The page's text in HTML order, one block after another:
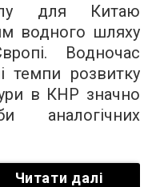
для Китаю
водного шляху
Водночас
темпи розвитку
в КНР значно
аналогічних
Читати далі